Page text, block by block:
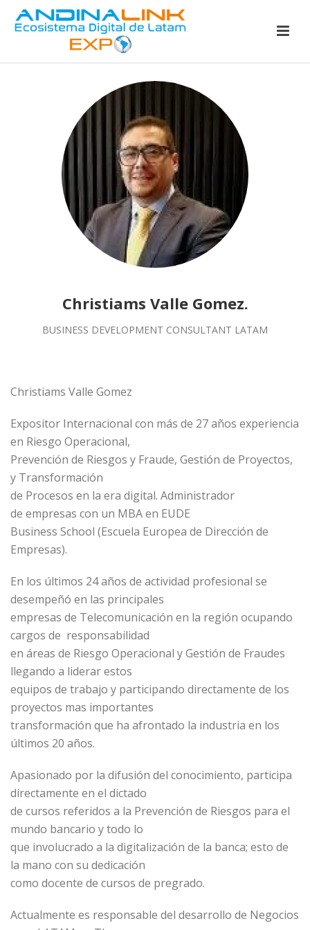
Christiams Valle Gomez.
BUSINESS DEVELOPMENT CONSULTANT LATAM
Christiams Valle Gomez
Expositor Internacional con más de 27 años experiencia
en Riesgo Operacional,
Prevención de Riesgos y Fraude, Gestión de Proyectos,
y Transformación
de Procesos en la era digital. Administrador
de empresas con un MBA en EUDE
Business School (Escuela Europea de Dirección de
Empresas).
En los últimos 24 años de actividad profesional se
desempeñó en las principales
empresas de Telecomunicación en la región ocupando
cargos de responsabilidad
en áreas de Riesgo Operacional y Gestión de Fraudes
llegando a liderar estos
equipos de trabajo y participando directamente de los
proyectos mas importantes
transformación que ha afrontado la industria en los
últimos 20 años.
Apasionado por la difusión del conocimiento, participa
directamente en el dictado
de cursos referidos a la Prevención de Riesgos para el
mundo bancario y todo lo
que involucrado a la digitalización de la banca; esto de
la mano con su dedicación
como docente de cursos de pregrado.
Actualmente es responsable del desarrollo de Negocios